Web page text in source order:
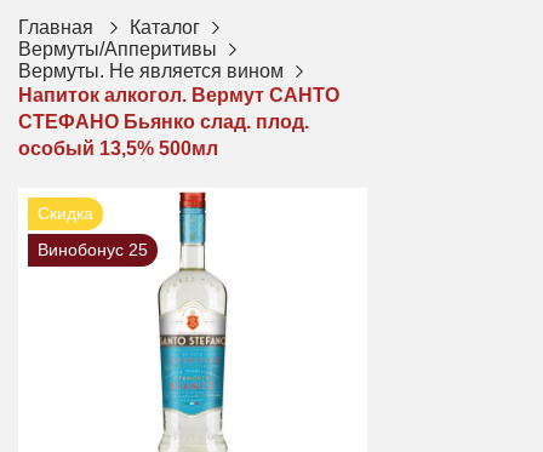
Главная
Каталог
Вермуты/Апперитивы
Вермуты. Не является вином
Напиток алкогол. Вермут САНТО
СТЕФАНО Бьянко слад. плод.
особый 13,5% 500мл
Скидка
Винобонус 25